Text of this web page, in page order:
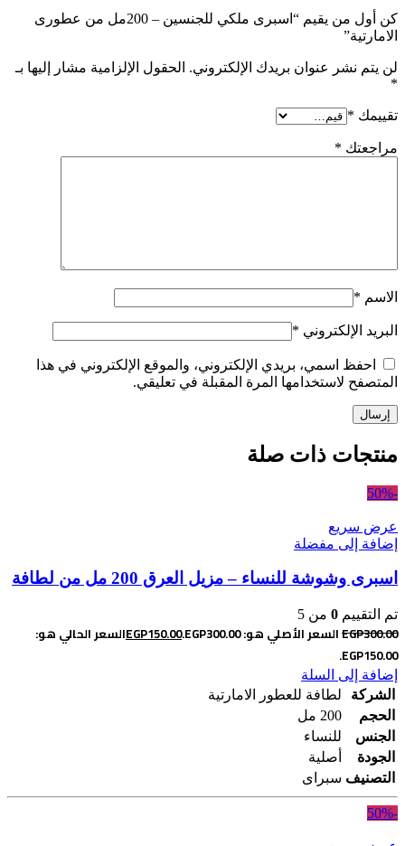
كن أول من يقيم “اسبرى ملكي للجنسين – 200مل من عطورى
الامارتية”
لن يتم نشر عنوان بريدك الإلكتروني. الحقول الإلزامية مشار إليها بـ
*
تقييمك *
مراجعتك *
الاسم *
البريد الإلكتروني *
احفظ اسمي، بريدي الإلكتروني، والموقع الإلكتروني في هذا
المتصفح لاستخدامها المرة المقبلة في تعليقي.
منتجات ذات صلة
-50%
عرض سريع
إضافة إلى مفضلة
اسبرى وشوشة للنساء – مزيل العرق 200 مل من لطافة
تم التقييم 0 من 5
EGP300.00 السعر الأصلي هو: EGP300.00. EGP150.00
السعر الحالي هو:
EGP150.00.
إضافة إلى السلة
الشركة
لطافة للعطور الامارتية
الحجم
200 مل
الجنس
للنساء
الجودة
أصلية
التصنيف سبراى
-50%